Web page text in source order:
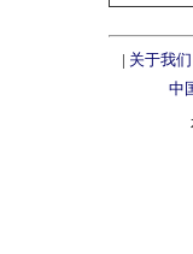
| 关于我们
中